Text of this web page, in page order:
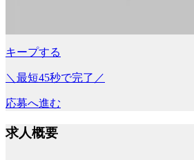
キープする
＼最短45秒で完了／
応募へ進む
求人概要